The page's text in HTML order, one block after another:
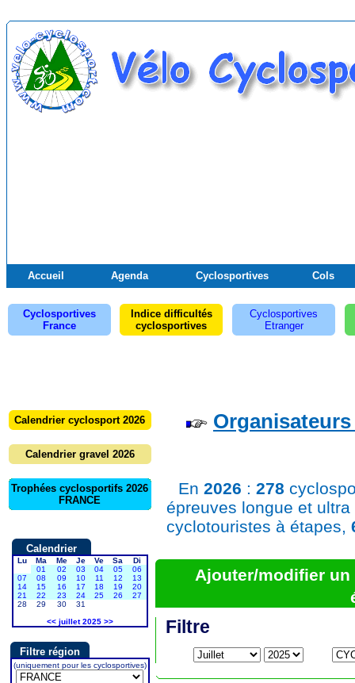
Accueil Agenda Cyclosportives Cols
Cyclosportives
France
Indice difficultés
cyclosportives
Cyclosportives
Etranger
Calendrier cyclosport 2026
Calendrier gravel 2026
Trophées cyclosportifs 2026
FRANCE
Calendrier
Lu Ma Me Je Ve Sa
Di
01
02 03 04 05
06
07
08 09 10 11 12
13
14
15 16 17 18 19
20
21
22 23 24 25 26
27
28
29 30
31
<< juillet 2025 >>
Filtre région
(uniquement pour les cyclosportives)
En 2026 : 278
épreuves longue et
cyclotouristes à étapes,
Ajouter/modifier un
Filtre